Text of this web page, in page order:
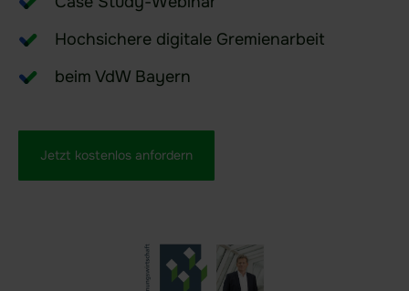
Hochsichere digitale Gremienarbeit
beim VdW Bayern
Jetzt kostenlos anfordern